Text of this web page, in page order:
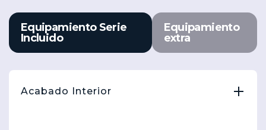
Equipamiento Serie
Incluido
Equipamiento
extra
Acabado Interior